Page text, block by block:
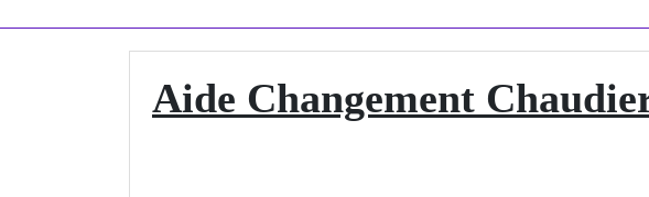
Aide Changement